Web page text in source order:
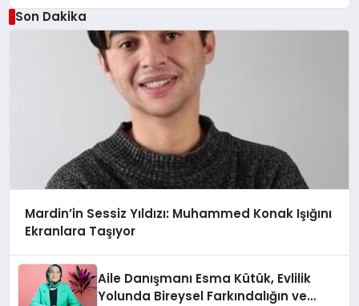
Son Dakika
Mardin’in Sessiz Yıldızı: Muhammed Konak Işığını
Ekranlara Taşıyor
Aile Danışmanı Esma Kütük, Evlilik
Yolunda Bireysel Farkındalığın ve